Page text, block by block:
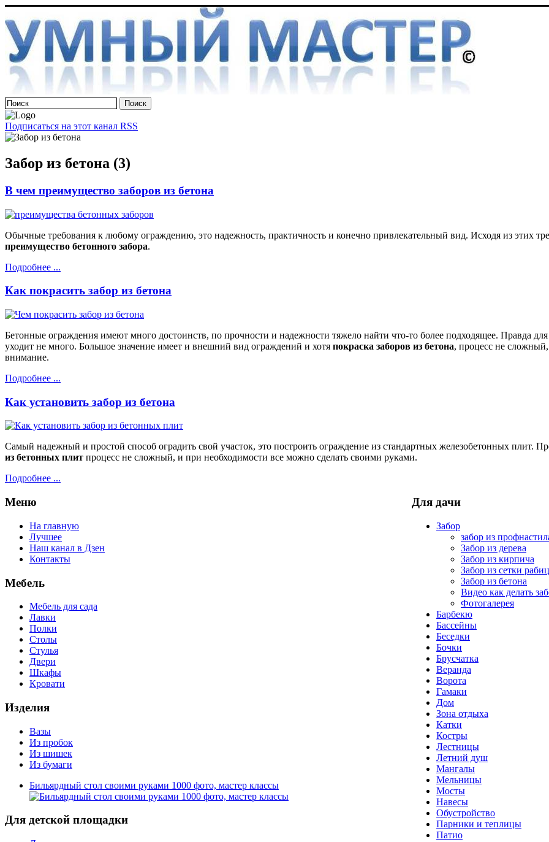
Подписаться на этот канал RSS
Забор из бетона (3)
В чем преимущество заборов из бетона
Обычные требования к любому ограждению, это надежность, практичность и конечно привлекательный вид. Исходя из этих
преимущество бетонного забора.
Подробнее ...
Как покрасить забор из бетона
Бетонные ограждения имеют много достоинств, по прочности и надежности тяжело найти что-то более подходящее. Правда
уходит не много. Большое значение имеет и внешний вид ограждений и хотя покраска заборов из бетона, процесс не
внимание.
Подробнее ...
Как установить забор из бетона
Самый надежный и простой способ оградить свой участок, это построить ограждение из стандартных железобетонных плит.
из бетонных плит процесс не сложный, и при необходимости все можно сделать своими руками.
Подробнее ...
Меню
На главную
Лучшее
Наш канал в Дзен
Контакты
Мебель
Мебель для сада
Лавки
Полки
Столы
Стулья
Двери
Шкафы
Кровати
Изделия
Вазы
Из пробок
Из шишек
Из бумаги
Бильярдный стол своими руками 1000 фото, мастер классы
Для детской площадки
Для дачи
Забор
забор из
Забор из дерева
Забор из кирпича
Забор из сетки
Забор из бетона
Видео как делать
Фотогалерея
Барбекю
Бассейны
Беседки
Бочки
Брусчатка
Веранда
Ворота
Гамаки
Дом
Зона отдыха
Катки
Костры
Лестницы
Летний душ
Мангалы
Мельницы
Мосты
Навесы
Обустройство
Парники и теплицы
Патио